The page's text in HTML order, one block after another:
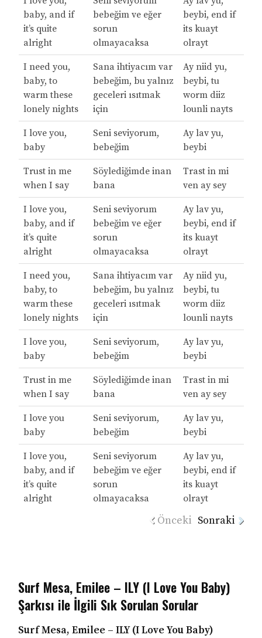
baby, and if
it’s quite
alright
bebeğim ve eğer
sorun
olmayacaksa
beybi, end if
its kuayt
olrayt
I need you,
baby, to
warm these
lonely nights
Sana ihtiyacım var
bebeğim, bu yalnız
geceleri ısıtmak
için
Ay niid yu,
beybi, tu
worm diiz
lounli nayts
I love you,
baby
Seni seviyorum,
bebeğim
Ay lav yu,
beybi
Trust in me
when I say
Söylediğimde inan
bana
Trast in mi
ven ay sey
I love you,
baby, and if
it’s quite
alright
Seni seviyorum
bebeğim ve eğer
sorun
olmayacaksa
Ay lav yu,
beybi, end if
its kuayt
olrayt
I need you,
baby, to
warm these
lonely nights
Sana ihtiyacım var
bebeğim, bu yalnız
geceleri ısıtmak
için
Ay niid yu,
beybi, tu
worm diiz
lounli nayts
I love you,
baby
Seni seviyorum,
bebeğim
Ay lav yu,
beybi
Trust in me
when I say
Söylediğimde inan
bana
Trast in mi
ven ay sey
I love you
baby
Seni seviyorum,
bebeğim
Ay lav yu,
beybi
I love you,
baby, and if
it’s quite
alright
Seni seviyorum
bebeğim ve eğer
sorun
olmayacaksa
Ay lav yu,
beybi, end if
its kuayt
olrayt
Önceki Sonraki
Surf Mesa, Emilee – ILY (I Love You Baby)
Şarkısı ile İlgili Sık Sorulan Sorular
Surf Mesa, Emilee – ILY (I Love You Baby)